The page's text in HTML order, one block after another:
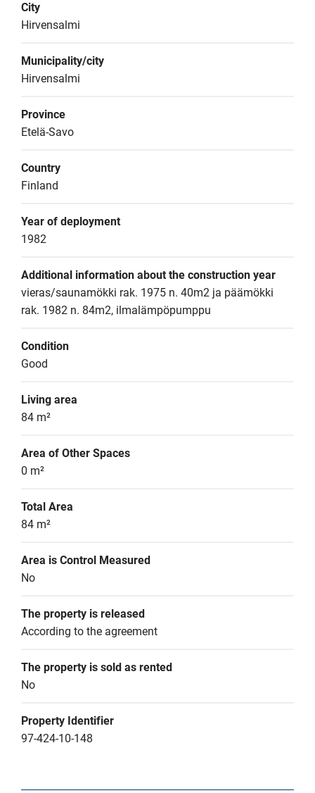
City
Hirvensalmi
Municipality/city
Hirvensalmi
Province
Etelä-Savo
Country
Finland
Year of deployment
1982
Additional information about the construction year
vieras/saunamökki rak. 1975 n. 40m2 ja päämökki
rak. 1982 n. 84m2, ilmalämpöpumppu
Condition
Good
Living area
84 m²
Area of Other Spaces
0 m²
Total Area
84 m²
Area is Control Measured
No
The property is released
According to the agreement
The property is sold as rented
No
Property Identifier
97-424-10-148